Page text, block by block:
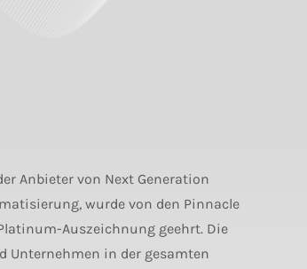
Anbieter von Next Generation
wurde von den Pinnacle
Auszeichnung geehrt. Die
Unternehmen in der gesamten